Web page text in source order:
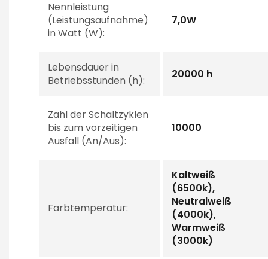
Nennleistung
(Leistungsaufnahme)
in Watt (W):
7,0W
Lebensdauer in
Betriebsstunden (h):
20000 h
Zahl der Schaltzyklen
bis zum vorzeitigen
Ausfall (An/Aus):
10000
Farbtemperatur:
Kaltweiß
(6500k),
Neutralweiß
(4000k),
Warmweiß
(3000k)